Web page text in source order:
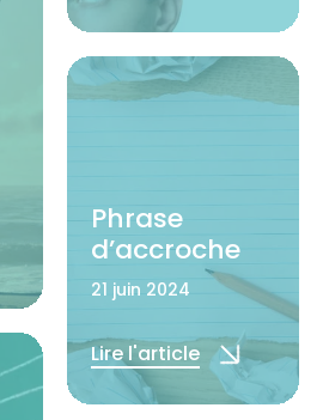
Phrase
d’accroche
21 juin 2024
Lire l'article